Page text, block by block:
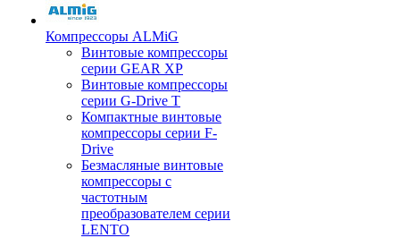
Компрессоры ALMiG
Винтовые компрессоры
серии GEAR XP
Винтовые компрессоры
серии G-Drive T
Компактные винтовые
компрессоры серии F-
Drive
Безмасляные винтовые
компрессоры с
частотным
преобразователем серии
LENTO